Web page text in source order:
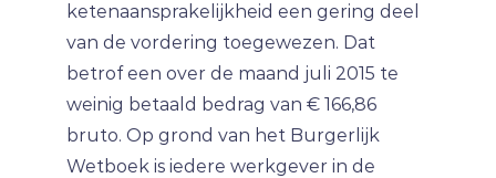
ketenaansprakelijkheid een gering deel
van de vordering toegewezen. Dat
betrof een over de maand juli 2015 te
weinig betaald bedrag van € 166,86
bruto. Op grond van het Burgerlijk
Wetboek is iedere werkgever in de